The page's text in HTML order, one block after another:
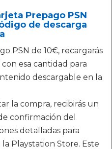
Prepago PSN
de descarga
PSN de 10€, recargarás
esa cantidad para
descargable en la
la compra, recibirás un
confirmación del
detalladas para
Playstation Store. Este